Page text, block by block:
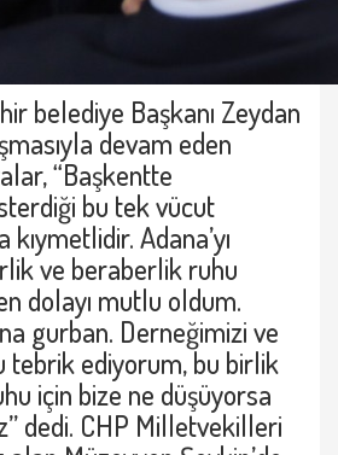
belediye Başkanı Zeydan
devam eden
“Başkentte
bu tek vücut
Adana’yı
ve beraberlik ruhu
dolayı mutlu oldum.
gurban. Derneğimizi ve
ediyorum, bu birlik
için bize ne düşüyorsa
dedi. CHP Milletvekilleri